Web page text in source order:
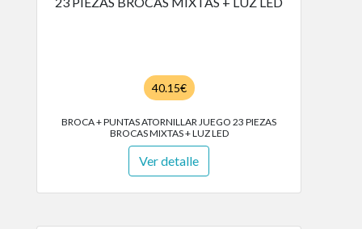
40.15€
BROCA + PUNTAS ATORNILLAR JUEGO 23 PIEZAS
BROCAS MIXTAS + LUZ LED
Ver detalle